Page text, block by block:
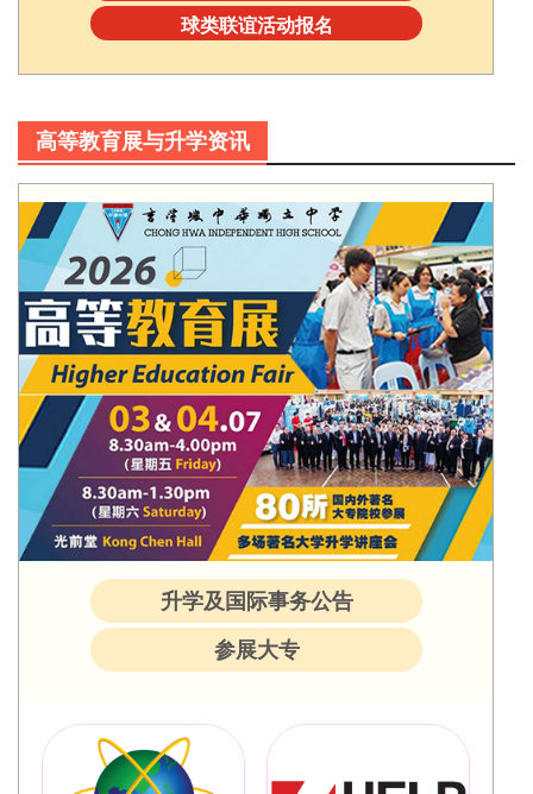
球类联谊活动报名
高等教育展与升学资讯
升学及国际事务公告
参展大专